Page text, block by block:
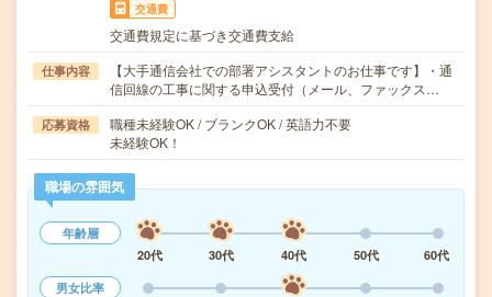
交通費
交通費規定に基づき交通費支給
仕事内容
【大手通信会社での部署アシスタントのお仕事です】・通
信回線の工事に関する申込受付（メール、ファックス…
応募資格
職種未経験OK / ブランクOK / 英語力不要
未経験OK！
職場の雰囲気
年齢層
20代
30代 40代 50代
60代
男女比率